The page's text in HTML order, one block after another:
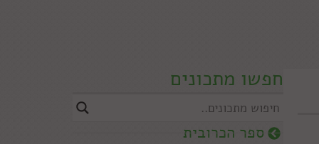
חפשו מתכונים
ספר הכרובית